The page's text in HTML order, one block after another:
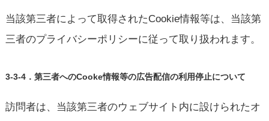
当該第三者によって取得されたCookie情報等は、当該第
三者のプライバシーポリシーに従って取り扱われます。
3-3-4．第三者へのCooke情報等の広告配信の利用停止について
訪問者は、当該第三者のウェブサイト内に設けられたオ